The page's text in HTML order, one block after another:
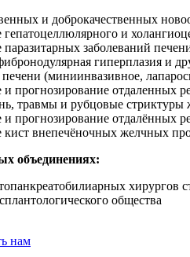
и доброкачественных
гепатоцеллюлярного и
заболеваний
гиперплазия и
(миниинвазивное,
и прогнозирование отдаленных
травмы и рубцовые
и прогнозирование отдалённых
кист внепечёночных желчных
объединениях:
хирургов
общества
нам